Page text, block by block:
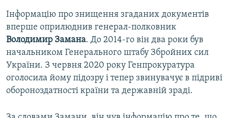
Інформацію про знищення згаданих документів
вперше оприлюднив генерал-полковник
Володимир Замана. До 2014-го він два роки був
начальником Генерального штабу Збройних сил
України. З червня 2020 року Генпрокуратура
оголосила йому підозру і тепер звинувачує в підриві
обороноздатності країни та державній зраді.